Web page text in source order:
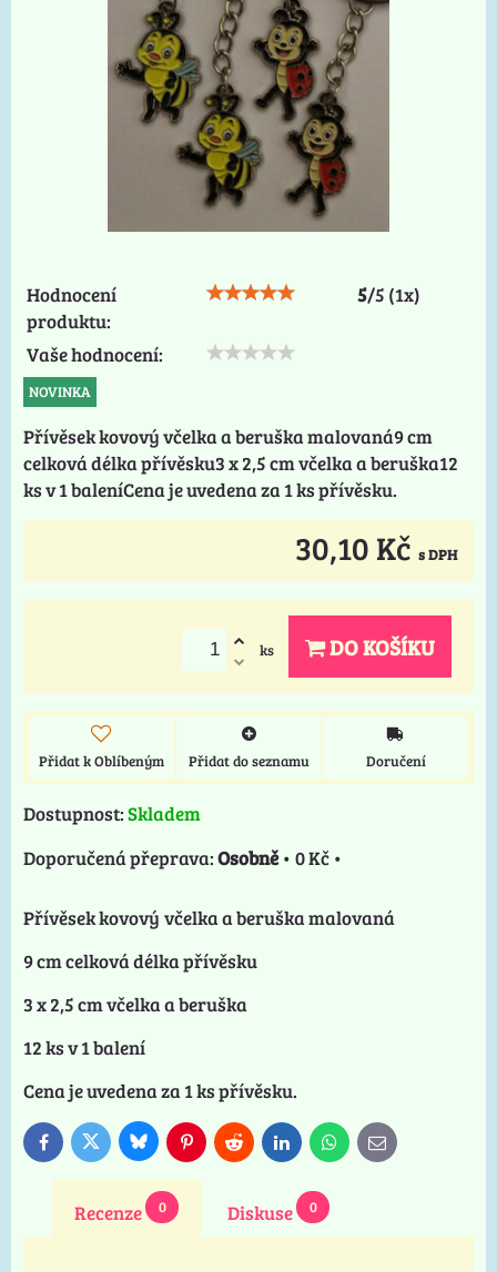
Hodnocení
produktu:
5/5 (1x)
Vaše hodnocení:
NOVINKA
Přívěsek kovový včelka a beruška malovaná9 cm
celková délka přívěsku3 x 2,5 cm včelka a beruška12
ks v 1 baleníCena je uvedena za 1 ks přívěsku.
30,10 Kč s DPH
ks DO KOŠÍKU
Přidat k Oblíbeným Přidat do seznamu Doručení
Dostupnost:Skladem
Osobně• 0 Kč •
Přívěsek kovový včelka a beruška malovaná
9 cm celková délka přívěsku
3 x 2,5 cm včelka a beruška
12 ks v 1 balení
Cena je uvedena za 1 ks přívěsku.
FacebookTwitterBlueskyPinterestReddit LinkedInWhatsApp
E-
mail
Recenze 0 Diskuse 0